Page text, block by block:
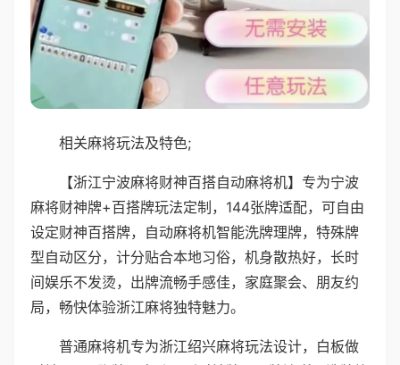
相关麻将玩法及特色;
【浙江宁波麻将财神百搭自动麻将机】专为宁波
麻将财神牌+百搭牌玩法定制，144张牌适配，可自由
设定财神百搭牌，自动麻将机智能洗牌理牌，特殊牌
型自动区分，计分贴合本地习俗，机身散热好，长时
间娱乐不发烫，出牌流畅手感佳，家庭聚会、朋友约
局，畅快体验浙江麻将独特魅力。
普通麻将机专为浙江绍兴麻将玩法设计，白板做